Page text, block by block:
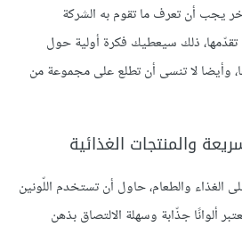
يجب أن تعرف ما تقوم به الشركة
تقدّمها، ذلك سيعطيك فكرة أولية حول
وأيضا لا تنسى أن تطلع على مجموعة من
والمنتجات الغذائية
الغذاء والطعام، حاول أن تستخدم اللّونين
ألوانًا جذّابة وسهلة الالتصاق بذهن